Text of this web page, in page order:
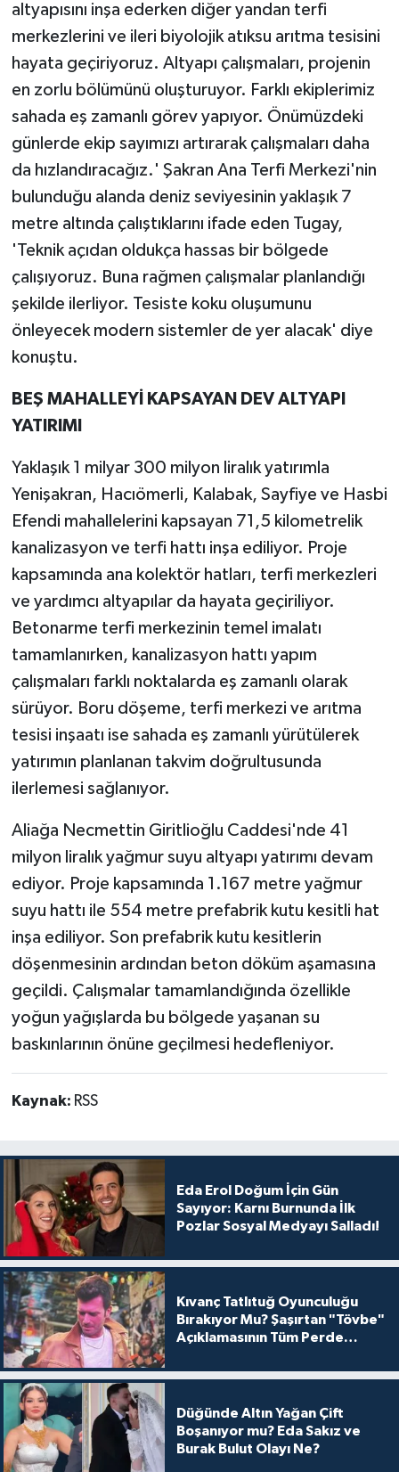
altyapısını inşa ederken diğer yandan terfi
merkezlerini ve ileri biyolojik atıksu arıtma tesisini
hayata geçiriyoruz. Altyapı çalışmaları, projenin
en zorlu bölümünü oluşturuyor. Farklı ekiplerimiz
sahada eş zamanlı görev yapıyor. Önümüzdeki
günlerde ekip sayımızı artırarak çalışmaları daha
da hızlandıracağız.' Şakran Ana Terfi Merkezi'nin
bulunduğu alanda deniz seviyesinin yaklaşık 7
metre altında çalıştıklarını ifade eden Tugay,
'Teknik açıdan oldukça hassas bir bölgede
çalışıyoruz. Buna rağmen çalışmalar planlandığı
şekilde ilerliyor. Tesiste koku oluşumunu
önleyecek modern sistemler de yer alacak' diye
konuştu.
BEŞ MAHALLEYİ KAPSAYAN DEV ALTYAPI
YATIRIMI
Yaklaşık 1 milyar 300 milyon liralık yatırımla
Yenişakran, Hacıömerli, Kalabak, Sayfiye ve Hasbi
Efendi mahallelerini kapsayan 71,5 kilometrelik
kanalizasyon ve terfi hattı inşa ediliyor. Proje
kapsamında ana kolektör hatları, terfi merkezleri
ve yardımcı altyapılar da hayata geçiriliyor.
Betonarme terfi merkezinin temel imalatı
tamamlanırken, kanalizasyon hattı yapım
çalışmaları farklı noktalarda eş zamanlı olarak
sürüyor. Boru döşeme, terfi merkezi ve arıtma
tesisi inşaatı ise sahada eş zamanlı yürütülerek
yatırımın planlanan takvim doğrultusunda
ilerlemesi sağlanıyor.
Aliağa Necmettin Giritlioğlu Caddesi'nde 41
milyon liralık yağmur suyu altyapı yatırımı devam
ediyor. Proje kapsamında 1.167 metre yağmur
suyu hattı ile 554 metre prefabrik kutu kesitli hat
inşa ediliyor. Son prefabrik kutu kesitlerin
döşenmesinin ardından beton döküm aşamasına
geçildi. Çalışmalar tamamlandığında özellikle
yoğun yağışlarda bu bölgede yaşanan su
baskınlarının önüne geçilmesi hedefleniyor.
Kaynak: RSS
Eda Erol Doğum İçin Gün
Sayıyor: Karnı Burnunda İlk
Pozlar Sosyal Medyayı Salladı!
Kıvanç Tatlıtuğ Oyunculuğu
Bırakıyor Mu? Şaşırtan "Tövbe"
Açıklamasının Tüm Perde
Düğünde Altın Yağan Çift
Boşanıyor mu? Eda Sakız ve
Burak Bulut Olayı Ne?